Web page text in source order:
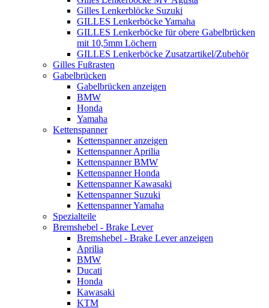
Gilles Lenkerblöcke Suzuki
GILLES Lenkerböcke Yamaha
GILLES Lenkerböcke für obere Gabelbrücken
mit 10,5mm Löchern
GILLES Lenkerböcke Zusatzartikel/Zubehör
Gilles Fußrasten
Gabelbrücken
Gabelbrücken anzeigen
BMW
Honda
Yamaha
Kettenspanner
Kettenspanner anzeigen
Kettenspanner Aprilia
Kettenspanner BMW
Kettenspanner Honda
Kettenspanner Kawasaki
Kettenspanner Suzuki
Kettenspanner Yamaha
Spezialteile
Bremshebel - Brake Lever
Bremshebel - Brake Lever anzeigen
Aprilia
BMW
Ducati
Honda
Kawasaki
KTM